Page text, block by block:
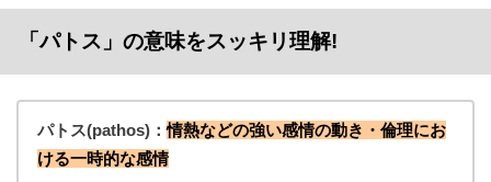
「パトス」の意味をスッキリ理解!
パトス(pathos)：情熱などの強い感情の動き・倫理にお
ける一時的な感情